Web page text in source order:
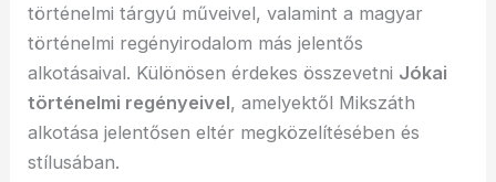
történelmi tárgyú műveivel, valamint a magyar
történelmi regényirodalom más jelentős
alkotásaival. Különösen érdekes összevetni Jókai
történelmi regényeivel, amelyektől Mikszáth
alkotása jelentősen eltér megközelítésében és
stílusában.